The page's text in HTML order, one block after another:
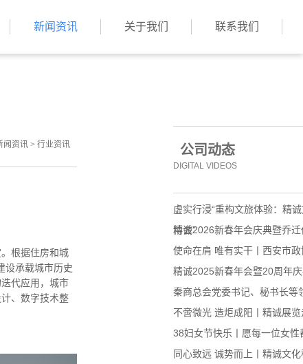
新闻资讯 关于我们 联系我们
闻资讯 > 行业资讯
根据住房和城
设承载城市历史
代应用，城市
、数字技术整
公司动态
DIGITAL VIDEOS
虚实行浸“重构文旅体验：精
博会”
精诚2026新春年会庆典暨乔
使命在肩 唯有实干丨西安市
精诚2025新春年会暨20周年
秦商总会党委书记、秘书长等
不啻微光 造炬成阳丨精诚展
38妇女节快乐丨愿每一位女性
同心致远 诚势而上丨精诚文